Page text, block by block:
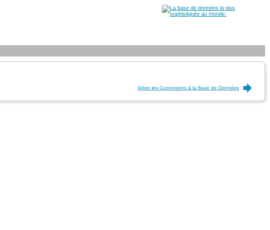
Gérer les Connexions à la Base de Données